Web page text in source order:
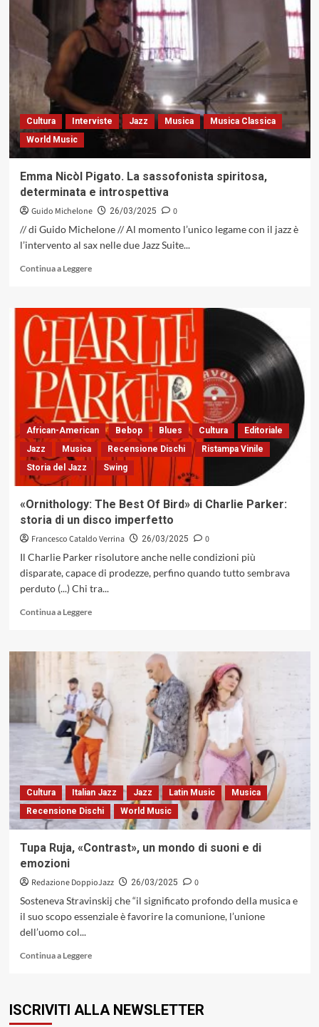
tutto
jazz
con
il
nuovo
quintetto
stars di
Giovanni
Tommaso,
domenica
al
Blue
Note
Milano
Cultura Interviste Jazz Musica
Musica Classica
World Music
Emma Nicòl Pigato. La sassofonista spiritosa,
determinata e introspettiva
Guido Michelone 26/03/2025
0
// di Guido Michelone // Al momento l’unico legame con il jazz è
l’intervento al sax nelle due Jazz Suite...
Continua a LeggereLeggi
su
Emma
Nicòl
Pigato.
La
sassofonista
spiritosa,
determinata
e
introspettiva
African-American Bebop Blues Cultura
Editoriale
Jazz
Musica Recensione Dischi
Ristampa Vinile
Storia del Jazz
Swing
«Ornithology: The Best Of Bird» di Charlie Parker:
storia di un disco imperfetto
Francesco Cataldo Verrina 26/03/2025
0
Il Charlie Parker risolutore anche nelle condizioni più
disparate, capace di prodezze, perfino quando tutto sembrava
perduto (...) Chi tra...
Continua a LeggereLeggi
su
«Ornithology:
Best
Of
Bird»
di
Charlie
Parker:
storia
di
un
disco
imperfetto
Cultura Italian Jazz Jazz Latin Music
Musica
Recensione Dischi
World Music
Tupa Ruja, «Contrast», un mondo di suoni e di
emozioni
Redazione DoppioJazz 26/03/2025
0
Sosteneva Stravinskij che “il significato profondo della musica e
il suo scopo essenziale è favorire la comunione, l’unione
dell’uomo col...
Continua a LeggereLeggi
Tupa
ISCRIVITI ALLA NEWSLETTER